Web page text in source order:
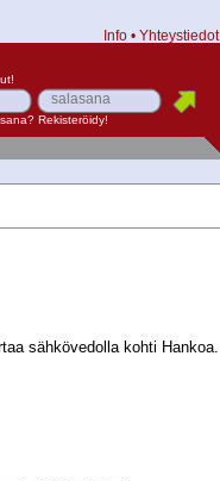
Info • Yhteystiedot
Rekisteröidy!
sähkövedolla kohti Hankoa.